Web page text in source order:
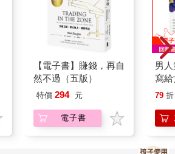
周拍照。基於工作需求，這種東西一定
竿魚（註：一種神祕未知生物），那就
膠人偶。人偶原本應該穿著衣服，但現
被剪得亂七八糟，由此推測，衣服或許
具挖了個洞，一根樹枝穿過那裡，插在
，只剩塗料剝落的眼睛空洞地注視著天
片刻。我把她的側臉也拍下來。
【電子書】賺錢，再自
然不過（五版）
特價 294 元
電子書
男
寫
79 折